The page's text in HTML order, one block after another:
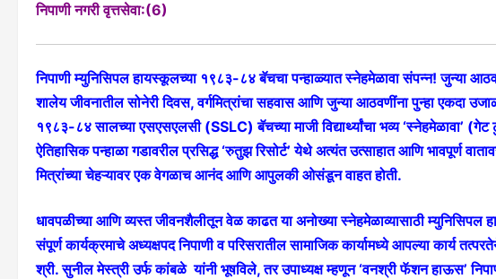
निपाणी नगरी वृत्तसेवा:(6)
निपाणी म्युनिसिपल हायस्कूलच्या १९८३-८४ बॅचचा पन्हाळ्यात स्नेहमेळावा संपन्न! जुन्या
शालेय जीवनातील सोनेरी दिवस, वर्गमित्रांचा सहवास आणि जुन्या आठवणींना पुन्हा एकदा
१९८३-८४ सालच्या एसएसएलसी (SSLC) बॅचच्या माजी विद्यार्थ्यांचा भव्य ‘स्नेहमेळावा’
ऐतिहासिक पन्हाळा गडावरील प्रसिद्ध ‘रुतुझ रिसोर्ट’ येथे अत्यंत उत्साहात आणि भावपूर्ण
मित्रांच्या चेहऱ्यावर एक वेगळाच आनंद आणि आपुलकी ओसंडून वाहत होती.
धावपळीच्या आणि व्यस्त जीवनशैलीतून वेळ काढत या अनोख्या स्नेहमेळाव्यासाठी
संपूर्ण कार्यक्रमाचे अध्यक्षपद निपाणी व परिसरातील सामाजिक कार्यामध्ये आपल्या कार्य
श्री. सुनील मेस्त्री उर्फ कांबळे यांनी भूषविले, तर उपाध्यक्ष म्हणून ‘वनश्री फॅशन हाऊस’